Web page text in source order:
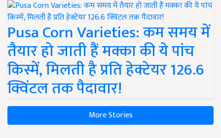
Pusa Corn Varieties: कम समय में
तैयार हो जाती हैं मक्का की ये पांच
किस्में, मिलती है प्रति हेक्टेयर 126.6
क्विंटल तक पैदावार!
More Stories